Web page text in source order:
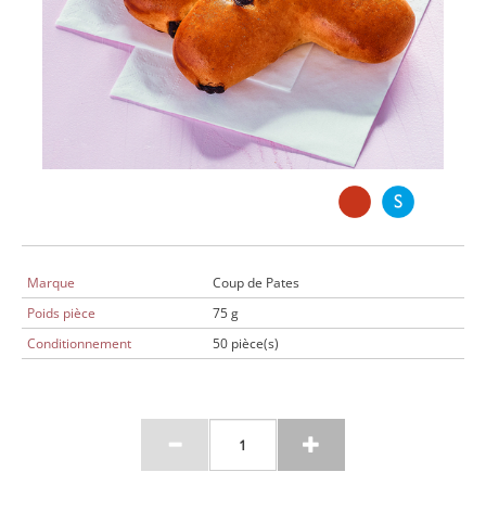
Marque
Coup de Pates
Poids pièce
75 g
Conditionnement
50 pièce(s)